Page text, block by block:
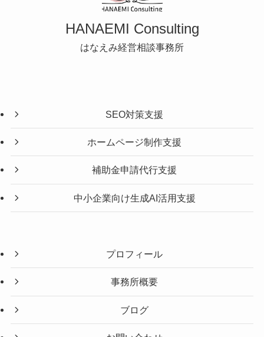
HANAEMI Consulting
はなえみ経営相談事務所
SEO対策支援
ホームページ制作支援
補助金申請代行支援
中小企業向け生成AI活用支援
プロフィール
事務所概要
ブログ